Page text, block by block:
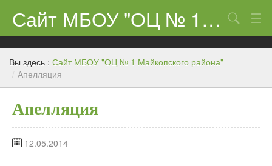
Сайт МБОУ "ОЦ № 1 Майкопского района"
Сведения об образовательном учреждении
ЕГЭ-11 и ГИА
Ученикам
Поиск
Вы здесь : Сайт МБОУ "ОЦ № 1 Майкопского района"
/ Апелляция
Апелляция
12.05.2014